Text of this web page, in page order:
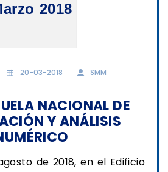
2018
20-03-2018 SMM
NACIONAL DE
Y ANÁLISIS
de 2018, en el Edificio